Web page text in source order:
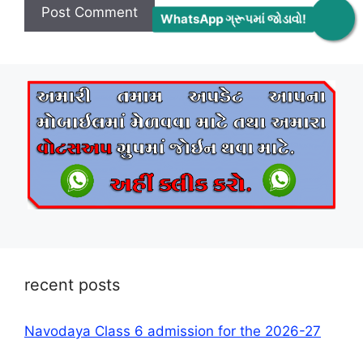
WhatsApp ગ્રૂપમાં જોડાવો!
recent posts
Navodaya Class 6 admission for the 2026-27